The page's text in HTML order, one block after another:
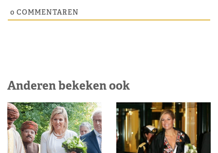
0 COMMENTAREN
Anderen bekeken ook